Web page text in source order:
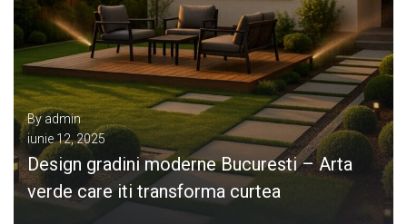
Byadmin
iunie 12, 2025
Design gradini moderne Bucuresti – Arta
verde care iti transforma curtea